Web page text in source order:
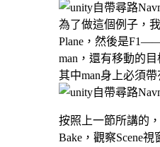
為了做這個例子，
Plane，然後是
man，還有移動的目
其中man身上必須
按照上一節所講的
Bake，觀察Scene